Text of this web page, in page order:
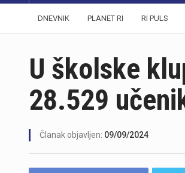
DNEVNIK PLANET RI RI PULS
U školske
28.529
Članak objavljen: 09/09/2024